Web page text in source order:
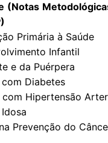
(Notas
Primária à Saúde
Infantil
e da Puérpera
com Diabetes
com Hipertensão
Prevenção do